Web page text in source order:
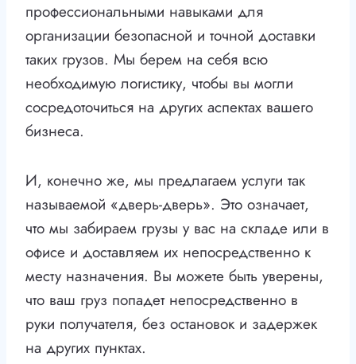
профессиональными навыками для
организации безопасной и точной доставки
таких грузов. Мы берем на себя всю
необходимую логистику, чтобы вы могли
сосредоточиться на других аспектах вашего
бизнеса.
И, конечно же, мы предлагаем услуги так
называемой «дверь-дверь». Это означает,
что мы забираем грузы у вас на складе или в
офисе и доставляем их непосредственно к
месту назначения. Вы можете быть уверены,
что ваш груз попадет непосредственно в
руки получателя, без остановок и задержек
на других пунктах.